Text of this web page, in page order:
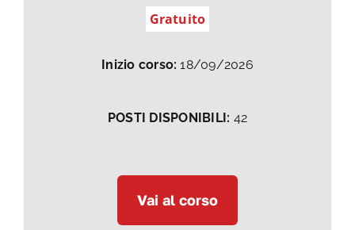
Gratuito
Inizio corso:18/09/2026
POSTI DISPONIBILI: 42
Vai al corso